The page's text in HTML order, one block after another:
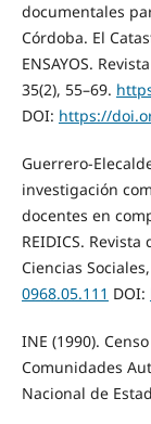
documentales
Córdoba. El
ENSAYOS.
35(2), 55–69.
DOI: https://
Guerrero-
investigación
docentes en
REIDICS.
Ciencias
0968.05.111 DOI:
INE (1990).
Comunidades
Nacional de